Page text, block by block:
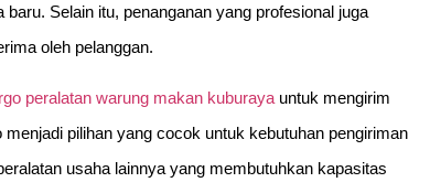
Selain itu, penanganan yang profesional juga
oleh pelanggan.
peralatan warung makan kuburaya untuk mengirim
pilihan yang cocok untuk kebutuhan pengiriman
usaha lainnya yang membutuhkan kapasitas